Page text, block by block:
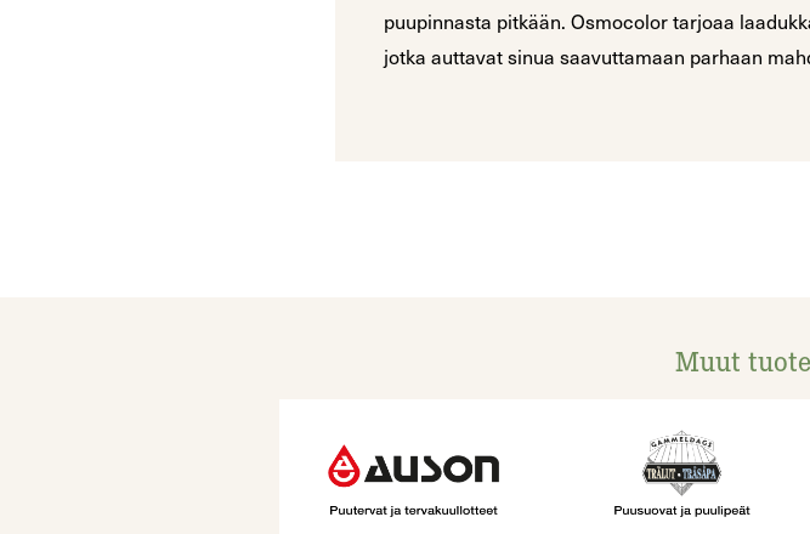
puupinnasta pitkään. Osmocolor tarjoaa
jotka auttavat sinua saavuttamaan parhaan
Muut